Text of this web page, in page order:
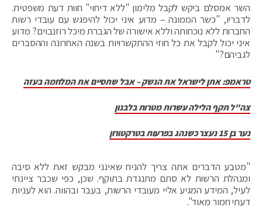
השר אמסלם ביקש לקבל מלימון "ללא דיחוי" חוות דעת משפטית.
לדבריו, "כשר הממונה – מדוע איני יכול להיפגש עם עובדי רשות
החברות ללא נוכחותה וללא אישורה של הגברת מיכל רוזנבוים? מדוע
איני יכול לקבל את כל חוזי ההתקשרויות בשנה האחרונה וההסברים
לגביהם?"
טראמפ: אתן לישראל את הנשק – אבל שתסיים את המלחמה בעזה
צה"ל תקף הלילה עשרות מטרות בלבנון
נער בן 15 נעצר כשנהג בפרעות בטרקטורון
"מטבע הדברים אתה צריך להניח שאינני מבקש זאת ללא סיבה
ומנהלת הרשות לא סתם מתנגדת בתוקף. שכן, כפי שכבר ציינתי
לעיל, המידע המגיע אליי מעובדי הרשות, בעבר ובהווה. הוא לעניות
דעתי חמור מאוד".